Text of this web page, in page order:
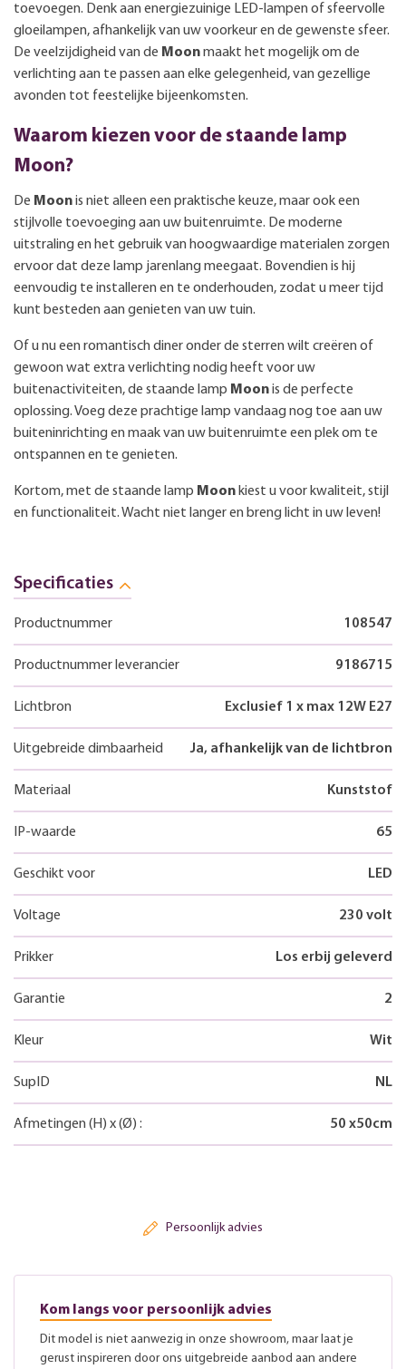
toevoegen. Denk aan energiezuinige LED-lampen of sfeervolle
gloeilampen, afhankelijk van uw voorkeur en de gewenste sfeer.
De veelzijdigheid van de Moonmaakt het mogelijk om de
verlichting aan te passen aan elke gelegenheid, van gezellige
avonden tot feestelijke bijeenkomsten.
Waarom kiezen voor de staande lamp
Moon?
De Moonis niet alleen een praktische keuze, maar ook een
stijlvolle toevoeging aan uw buitenruimte. De moderne
uitstraling en het gebruik van hoogwaardige materialen zorgen
ervoor dat deze lamp jarenlang meegaat. Bovendien is hij
eenvoudig te installeren en te onderhouden, zodat u meer tijd
kunt besteden aan genieten van uw tuin.
Of u nu een romantisch diner onder de sterren wilt creëren of
gewoon wat extra verlichting nodig heeft voor uw
buitenactiviteiten, de staande lamp Moonis de perfecte
oplossing. Voeg deze prachtige lamp vandaag nog toe aan uw
buiteninrichting en maak van uw buitenruimte een plek om te
ontspannen en te genieten.
Kortom, met de staande lamp Moon kiest u voor kwaliteit, stijl
en functionaliteit. Wacht niet langer en breng licht in uw leven!
Specificaties
Productnummer 108547
Productnummer leverancier 9186715
Lichtbron Exclusief 1 x max 12W E27
Uitgebreide dimbaarheid Ja, afhankelijk van de lichtbron
Materiaal Kunststof
IP-waarde 65
Geschikt voor LED
Voltage 230 volt
Prikker Los erbij geleverd
Garantie 2
Kleur Wit
SupID NL
Afmetingen (H) x(Ø) : 50 x50cm
Persoonlijk advies
Kom langs voor persoonlijk advies
Dit model is niet aanwezig in onze showroom, maar laat je
gerust inspireren door ons uitgebreide aanbod aan andere